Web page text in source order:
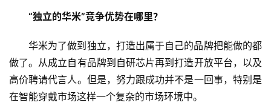
创
投
纪
“独立的华米”竞争优势在哪里？
华米为了做到独立，打造出属于自己的品牌把能做的都
做了。从成立自有品牌到自研芯片再到打造开放平台，以及
高价聘请代言人。但是，努力跟成功并不是一回事，特别是
在智能穿戴市场这样一个复杂的市场环境中。